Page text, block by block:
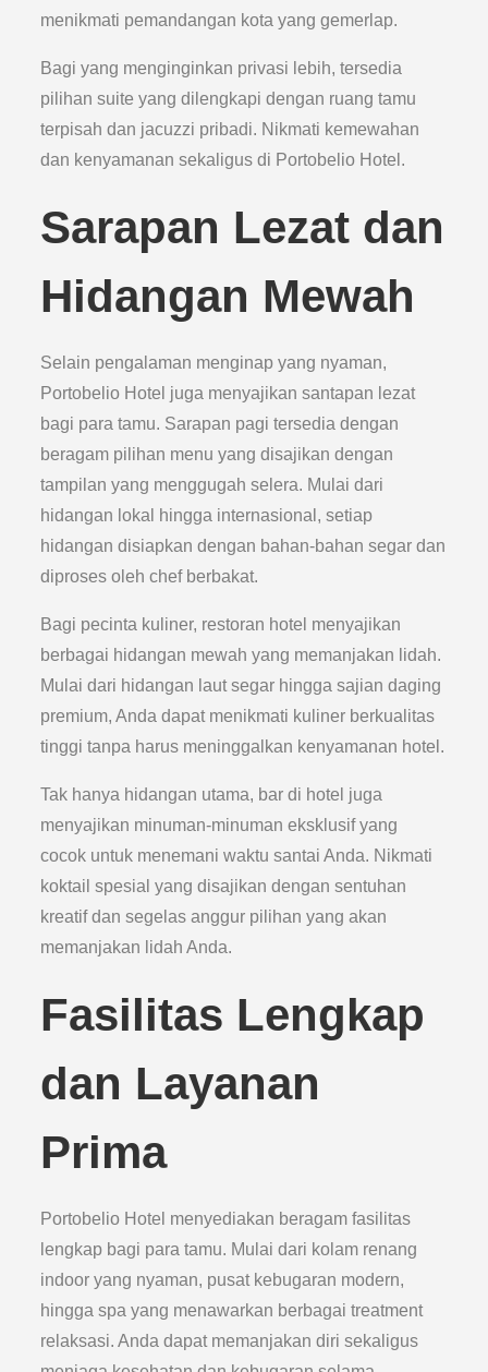
menikmati pemandangan kota yang gemerlap.
Bagi yang menginginkan privasi lebih, tersedia
pilihan suite yang dilengkapi dengan ruang tamu
terpisah dan jacuzzi pribadi. Nikmati kemewahan
dan kenyamanan sekaligus di Portobelio Hotel.
Sarapan Lezat dan
Hidangan Mewah
Selain pengalaman menginap yang nyaman,
Portobelio Hotel juga menyajikan santapan lezat
bagi para tamu. Sarapan pagi tersedia dengan
beragam pilihan menu yang disajikan dengan
tampilan yang menggugah selera. Mulai dari
hidangan lokal hingga internasional, setiap
hidangan disiapkan dengan bahan-bahan segar dan
diproses oleh chef berbakat.
Bagi pecinta kuliner, restoran hotel menyajikan
berbagai hidangan mewah yang memanjakan lidah.
Mulai dari hidangan laut segar hingga sajian daging
premium, Anda dapat menikmati kuliner berkualitas
tinggi tanpa harus meninggalkan kenyamanan hotel.
Tak hanya hidangan utama, bar di hotel juga
menyajikan minuman-minuman eksklusif yang
cocok untuk menemani waktu santai Anda. Nikmati
koktail spesial yang disajikan dengan sentuhan
kreatif dan segelas anggur pilihan yang akan
memanjakan lidah Anda.
Fasilitas Lengkap
dan Layanan
Prima
Portobelio Hotel menyediakan beragam fasilitas
lengkap bagi para tamu. Mulai dari kolam renang
indoor yang nyaman, pusat kebugaran modern,
hingga spa yang menawarkan berbagai treatment
relaksasi. Anda dapat memanjakan diri sekaligus